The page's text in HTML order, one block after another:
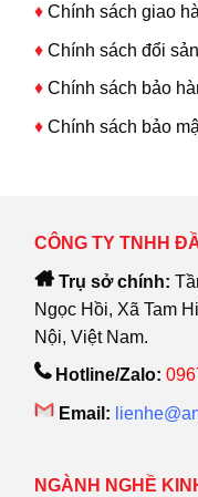
♦ Chính sách giao
♦ Chính sách đổi
♦ Chính sách bảo
♦ Chính sách bảo
CÔNG TY TNHH
Trụ sở chính:
Ngọc Hồi, Xã Tam
Nội, Việt Nam.
Hotline/Zalo:
Email:
NGÀNH NGHỀ